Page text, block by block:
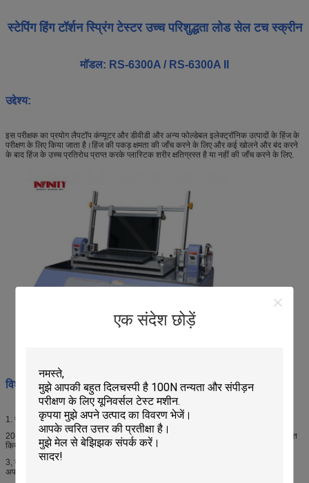
एक संदेश छोड़ें
स्टेपिंग हिंग टॉर्शन स्प्रिंग टेस्टर उच्च परिशुद्धता लोड सेल टच स्क्रीन
मॉडल: RS-6300A / RS-6300A II
उद्देश्य:
इस परीक्षक का प्रयोग लैपटॉप कंप्यूटर और डीवीडी और अन्य फोल्डेबल इलेक्ट्रॉनिक उत्पादों के हिंज के
परीक्षण के लिए किया जाता है।हिंज की पकड़ क्षमता की जाँच करने के लिए और कई खोलने और बंद करने
के बाद हिंज के उच्च प्रतिरोध प्राप्त करके प्लास्टिक शरीर क्षतिग्रस्त है या नहीं की जाँच करने के लिए.
विशेषता s:
1. सभी परीक्षण स्थितियों को सीधे स्पर्श पैनल पर सेट किया जाता है;
20-180° के बीच परीक्षण कोण, सहिष्णुता 1° के भीतर है, क्योंकि यह सर्वो मोटर ड्राइवर द्वारा नियंत्रित
किया जाता है।
3, उच्च गुणवत्ता के साथ कार्यक्रम नियंत्रण के रूप में मित्सुबिशी एलसीडी टच स्क्रीन + पीएलसी को
अपनाएं, स्विंग परीक्षण में सही कोण और गति प्रदर्शित कर सकते हैं।